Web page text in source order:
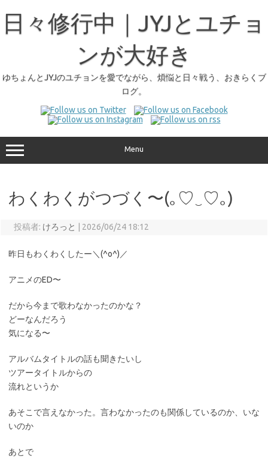
日々修行中｜JYJとユチョ
ンが大好き
ゆちょんとJYJのユチョンを愛でながら、煩悩と日々戦う、おきらくブ
ログ。
Menu
わくわくがつづく〜(⁠｡⁠♡⁠‿⁠♡⁠｡⁠)
投稿者: けろっと 2026/06/24 18:12
昨日もわくわくしたー＼(^o^)／
アニメのED〜
だから今まで歌わなかったのかな？
どーなんだろう
気になる〜
アルバムタイトルの話も聞きたいし
ツアータイトルからの
流れというか
あそこで言えなかった。言わなかったのも関係しているのか、いな
いのか
あとで